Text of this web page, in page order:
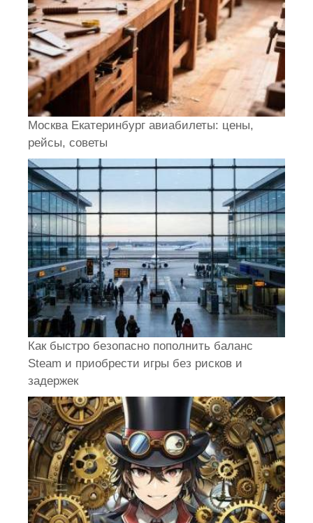
Москва Екатеринбург авиабилеты: цены,
рейсы, советы
Как быстро безопасно пополнить баланс
Steam и приобрести игры без рисков и
задержек